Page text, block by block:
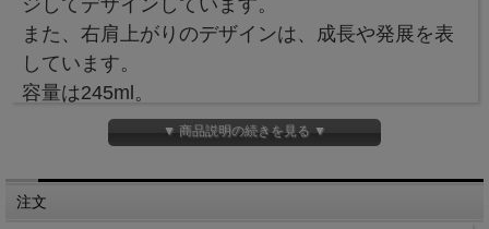
ジしてデザインしています。
また、右肩上がりのデザインは、成長や発展を表
しています。
容量は245ml。
ビールグラス・シャンパングラスとしてのご利用
にどうぞ。
家飲みやホームパーティーなど、上質なひととき
をお過ごしください。
▼ 商品説明の続きを見る ▼
注文